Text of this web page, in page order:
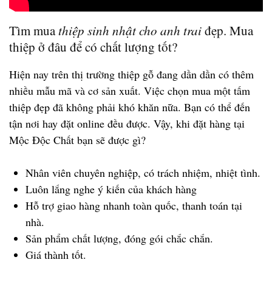
Tìm muathiệp sinh nhật cho anh traiđẹp. Mua
thiệp ở đâu để có chất lượng tốt?
Hiện nay trên thị trường thiệp gỗ đang dần dần có thêm
nhiều mẫu mã và cơ sản xuất. Việc chọn mua một tấm
thiệp đẹp đã không phải khó khăn nữa. Bạn có thể đến
tận nơi hay đặt online đều được. Vậy, khi đặt hàng tại
Mộc Độc Chất bạn sẽ được gì?
Nhân viên chuyên nghiệp, có trách nhiệm, nhiệt tình.
Luôn lắng nghe ý kiến của khách hàng
Hỗ trợ giao hàng nhanh toàn quốc, thanh toán tại
nhà.
Sản phẩm chất lượng, đóng gói chắc chắn.
Giá thành tốt.